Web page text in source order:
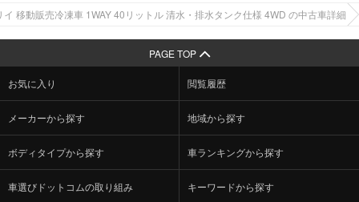
イ 移動販売冷凍車 1WAY 40リットル 清水・排水タンク仕様 4WD の中古車詳細
PAGE TOP
お気に入り 閲覧履歴
メーカーから探す 地域から探す
ボディタイプから探す 車ランキングから探す
車選びドットコムの取り組み キーワードから探す